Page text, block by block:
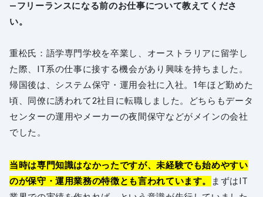
―フリーランスになる前のお仕事について教えてくださ
い。
重松氏：語学専門学校を卒業し、オーストラリアに留学し
た際、IT系の仕事に接する機会があり興味を持ちました。
帰国後は、システム保守・運用会社に入社。1年ほど勤めた
頃、同僚に誘われて2社目に転職しました。どちらもデータ
センターの運用やメーカーの夜間保守などがメインの会社
でした。
当時は専門知識はなかったですが、未経験でも始めやすい
のが保守・運用業務の特徴とも言われています。
まずはIT